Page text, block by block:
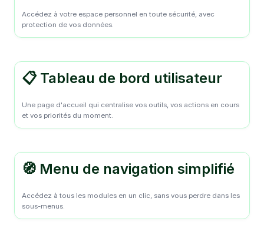
Accédez à votre espace personnel en toute sécurité, avec
protection de vos données.
📋 Tableau de bord utilisateur
Une page d'accueil qui centralise vos outils, vos actions en cours
et vos priorités du moment.
🧭 Menu de navigation simplifié
Accédez à tous les modules en un clic, sans vous perdre dans les
sous-menus.